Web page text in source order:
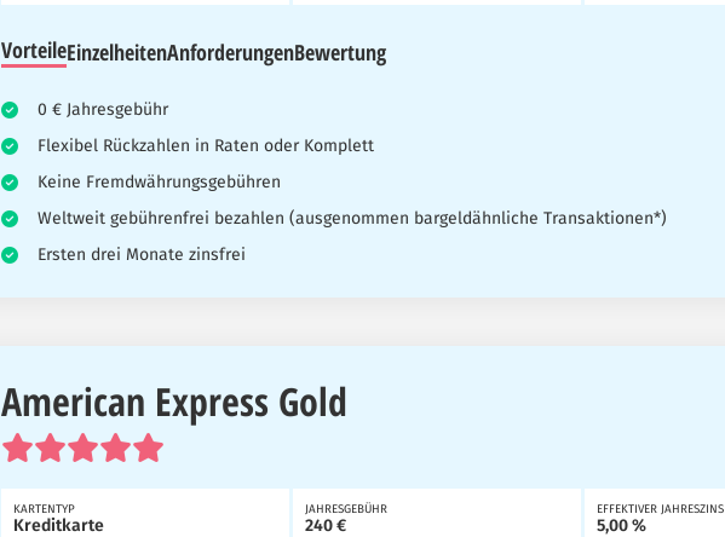
VorteileEinzelheitenAnforderungenBewertung
0 € Jahresgebühr
Flexibel Rückzahlen in Raten oder Komplett
Keine Fremdwährungsgebühren
Weltweit gebührenfrei bezahlen (ausgenommen bargeldähnliche Transaktionen*)
Ersten drei Monate zinsfrei
American Express Gold
KARTENTYP
Kreditkarte
JAHRESGEBÜHR
240 €
EFFEKTIVER JAHRESZINS
5,00 %